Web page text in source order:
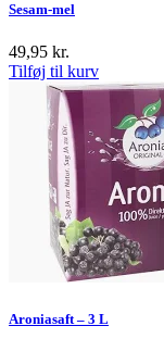
Sesam-mel
49,95 kr.
Tilføj til kurv
Aroniasaft – 3 L